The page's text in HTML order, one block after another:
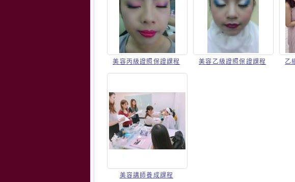
美容丙級證照保證課程 美容乙級證照保證課程 乙
美容講師養成課程